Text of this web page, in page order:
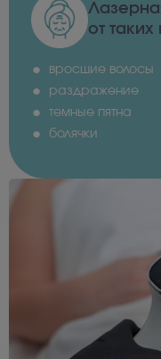
от
вросшие волосы
раздражение
темные пятна
болячки